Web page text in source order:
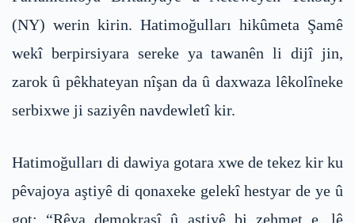
(NY) werin kirin. Hatimoğulları hikûmeta Şamê
wekî berpirsiyara sereke ya tawanên li dijî jin,
zarok û pêkhateyan nîşan da û daxwaza lêkolîneke
serbixwe ji saziyên navdewletî kir.
Hatimoğulları di dawiya gotara xwe de tekez kir ku
pêvajoya aştiyê di qonaxeke gelekî hestyar de ye û
got: “Rêya demokrasî û aştiyê bi zehmet e, lê